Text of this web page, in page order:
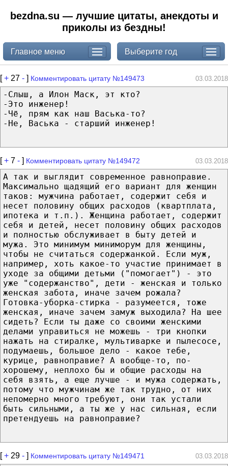
bezdna.su — лучшие цитаты, анекдоты и
приколы из бездны!
Главное меню Выберите год
[+ 27 - ] Комментировать цитату №149473 03.03.2018
-Слыш, а Илон Маск, эт кто?
-Это инженер!
-Чё, прям как наш Васька-то?
-Не, Васька - старший инженер!
[+ 7 - ] Комментировать цитату №149472 03.03.2018
А так и выглядит современное равноправие.
Максимально щадящий его вариант для женщин
таков: мужчина работает, содержит себя и
несет половину общих расходов (квартплата,
ипотека и т.п.). Женщина работает, содержит
себя и детей, несет половину общих расходов
и полностью обслуживает в быту детей и
мужа. Это минимум миниморум для женщины,
чтобы не считаться содержанкой. Если муж,
например, хоть какое-то участие принимает в
уходе за общими детьми ("помогает") - это
уже "содержанство", дети - женская и только
женская забота, иначе зачем рожала?
Готовка-уборка-стирка - разумеется, тоже
женская, иначе зачем замуж выходила? На шее
сидеть? Если ты даже со своими женскими
делами управиться не можешь - три кнопки
нажать на стиралке, мультиварке и пылесосе,
подумаешь, большое дело - какое тебе,
курице, равноправие? А вообще-то, по-
хорошему, неплохо бы и общие расходы на
себя взять, а еще лучше - и мужа содержать,
потому что мужчинам же так трудно, от них
непомерно много требуют, они так устали
быть сильными, а ты же у нас сильная, если
претендуешь на равноправие?
[+ 29 - ] Комментировать цитату №149471 03.03.2018